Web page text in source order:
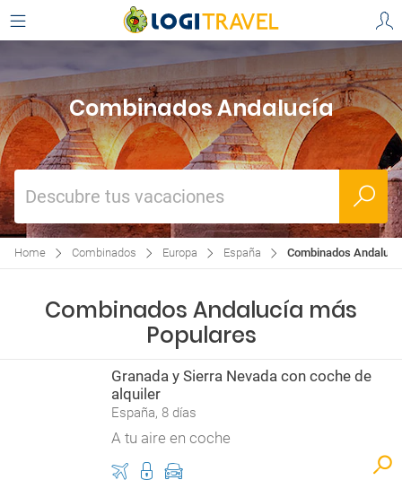
Combinados Andalucía
Descubre tus vacaciones
Home Combinados Europa España Combinados
Combinados Andalucía más
Populares
Granada y Sierra Nevada con coche de
alquiler
España, 8 días
A tu aire en coche